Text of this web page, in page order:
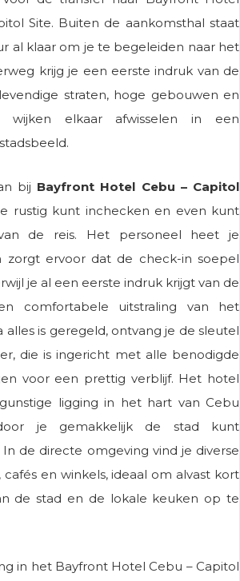
Site. Buiten de aankomsthal staat
al klaar om je te begeleiden naar het
krijg je een eerste indruk van de
straten, hoge gebouwen en
wijken elkaar afwisselen in een
bij Bayfront Hotel Cebu – Capitol
rustig kunt inchecken en even kunt
de reis. Het personeel heet je
zorgt ervoor dat de check-in soepel
je al een eerste indruk krijgt van de
comfortabele uitstraling van het
alles is geregeld, ontvang je de sleutel
die is ingericht met alle benodigde
voor een prettig verblijf. Het hotel
ligging in het hart van Cebu
je gemakkelijk de stad kunt
de directe omgeving vind je diverse
cafés en winkels, ideaal om alvast kort
de stad en de lokale keuken op te
in het Bayfront Hotel Cebu – Capitol